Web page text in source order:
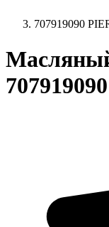
707919090
707919090